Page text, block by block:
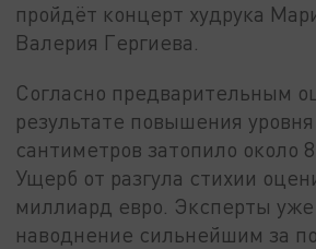
пройдёт концерт худрука
Валерия Гергиева.
Согласно предварительным
результате повышения
сантиметров затопило около
Ущерб от разгула стихии
миллиард евро. Эксперты
наводнение сильнейшим за